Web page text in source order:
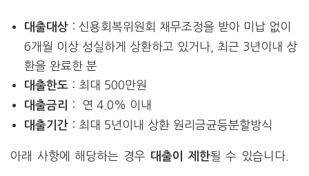
대출대상 : 신용회복위원회 채무조정을 받아 미납 없이
6개월 이상 성실하게 상환하고 있거나, 최근 3년이내 상
환을 완료한 분
대출한도 : 최대 500만원
대출금리
: 연 4.0% 이내
대출기간 : 최대 5년이내 상환 원리금균등분할방식
아래 사항에 해당하는 경우 대출이 제한될 수 있습니다.